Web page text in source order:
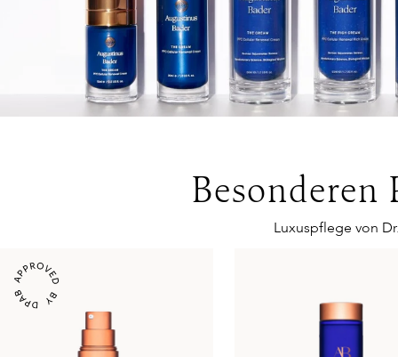
Besonderen
Luxuspflege von